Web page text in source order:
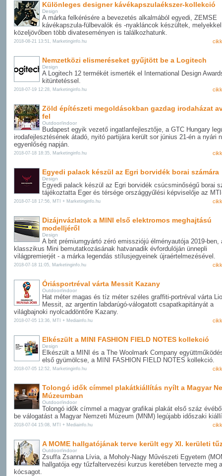
Különleges designer kávékapszulaékszer-kollekció
Design
A márka felkérésére a bevezetés alkalmából egyedi, ZEMSE
kávékapszula-fülbevalók és -nyakláncok készültek,
közeljövőben több divateseményen is találkozhatunk.
2018-08-21 13:51, Marketinginfo.hu
Nemzetközi elismeréseket gyűjtött be a Logitech
Design
A Logitech 12 termékét ismerték el International Design
kitüntetéssel.
2018-07-19 12:28, Marketinginfo.hu
Zöld építészeti megoldásokban gazdag irodaházat
fel
Outdoor/indoor
Budapest egyik vezető ingatlanfejlesztője, a GTC Hungary
irodafejlesztésének átadó, nyitó partijára került sor június 21-én a nyári
egyenlőség napján.
2018-07-18 18:35, Marketinginfo.hu
Egyedi palack készül az Egri borvidék borai számára
Design
Egyedi palack készül az Egri borvidék csúcsminőségű borai
tájékoztatta Eger és térsége országgyűlési képviselője az
2018-07-18 17:56, MTI + Marketinginfo.hu
Dizájnvázlatok a MINI első elektromos meghajtású
modelljéről
Design
A brit prémiumgyártó zéró emissziójú élményautója 2019-ben,
klasszikus Mini bemutatkozásának hatvanadik évfordulóján ünnepli
világpremierjét - a márka legendás stílusjegyeinek újraértelmezésével.
2018-07-18 11:05, Marketinginfo.hu
Óriásportréval várta Messit Kazany
Outdoor/indoor
Hat méter magas és tíz méter széles graffiti-portréval várta
Messit, az argentin labdarúgó-válogatott csapatkapitányát a
világbajnoki nyolcaddöntőre Kazany.
2018-07-05 13:36, MTI + Mediainfo.hu
Elkészült a MINI FASHION FIELD NOTES kollekció
Design
Elkészült a MINI és a The Woolmark Company
első gyümölcse, a MINI FASHION FIELD NOTES kollekció.
2018-07-05 12:52, Marketinginfo.hu
Tolongó idők címmel plakátkiállítás nyílt a Magyar
Múzeumban
Outdoor/indoor
Tolongó idők címmel a magyar grafikai plakát első száz
be válogatást a Magyar Nemzeti Múzeum (MNM) legújabb időszaki
2018-07-04 15:08, MTI + Mediainfo.hu
A MOME hallgatójának terve került egy XI. kerületi
Outdoor/indoor
Zsuffa Zsanna Lívia, a Moholy-Nagy Művészeti Egyetem
hallgatója egy tűzfaltervezési kurzus keretében tervezte meg a
kócsagot.